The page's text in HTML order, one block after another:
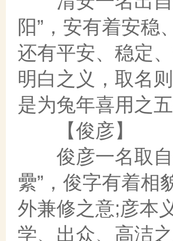
阳”，安有着安稳
还有平安、稳定
明白之义，取名
是为兔年喜用之
【俊彦】
俊彦一名取自
纍”，俊字有着相
外兼修之意;彦本
学、出众、高洁